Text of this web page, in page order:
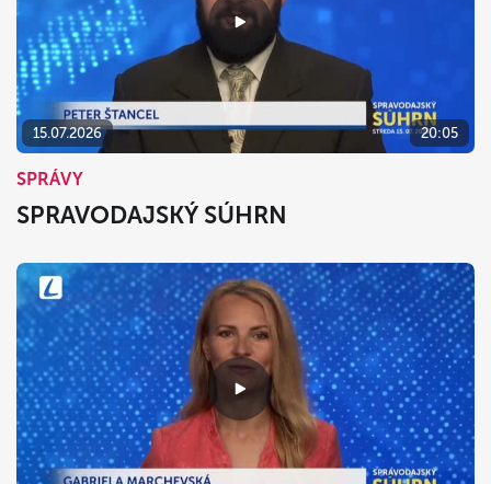
15.07.2026 20:05
SPRÁVY
SPRAVODAJSKÝ SÚHRN